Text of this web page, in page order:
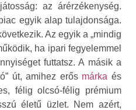
az árérzékenység.
egyik alap tulajdonsága.
Az egyik a „mindig
ha ipari fegyelemmel
futtatsz. A másik a
út, amihez erős márka és
félig olcsó-félig prémium
életű üzlet. Nem azért,